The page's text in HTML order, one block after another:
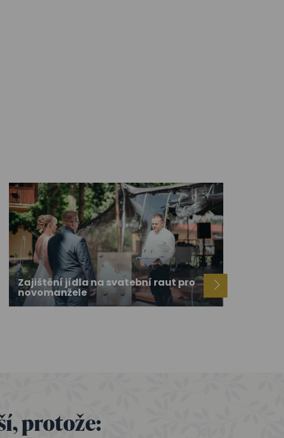
Zajištění jídla na svatební raut pro
novomanžele
protože: